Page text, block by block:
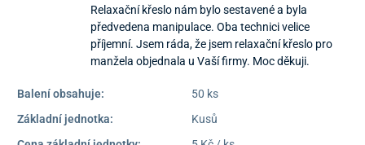
Relaxační křeslo nám bylo sestavené a byla
předvedena manipulace. Oba technici velice
příjemní. Jsem ráda, že jsem relaxační křeslo pro
manžela objednala u Vaší firmy. Moc děkuji.
Balení obsahuje:
50 ks
Základní jednotka:
Kusů